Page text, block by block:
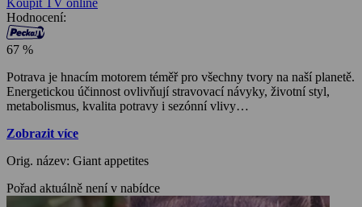
Hodnocení:
67 %
Potrava je hnacím motorem téměř pro všechny tvory na naší planetě.
Energetickou účinnost ovlivňují stravovací návyky, životní styl,
metabolismus, kvalita potravy i sezónní vlivy…
Zobrazit více
Orig. název: Giant appetites
Pořad aktuálně není v nabídce